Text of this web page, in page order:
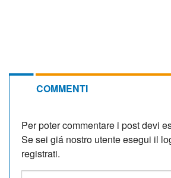
COMMENTI
Per poter commentare i post devi
Se sei giá nostro utente esegui il
registrati.